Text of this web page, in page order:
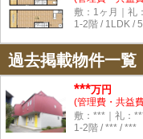
敷：1ヶ月｜礼
1-2階 / 1LDK /
過去掲載物件一覧
***万円
(管理費・共益
敷：***｜礼：
1-2階 / *** / ***